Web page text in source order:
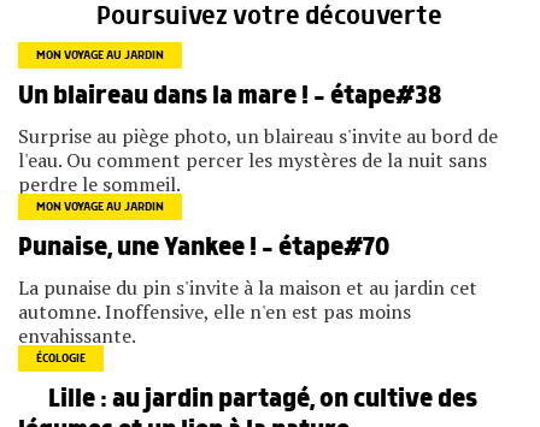
Poursuivez votre découverte
MON VOYAGE AU JARDIN
Un blaireau dans la mare ! – étape#38
Surprise au piège photo, un blaireau s'invite au bord de
l'eau. Ou comment percer les mystères de la nuit sans
perdre le sommeil.
MON VOYAGE AU JARDIN
Punaise, une Yankee ! – étape#70
La punaise du pin s'invite à la maison et au jardin cet
automne. Inoffensive, elle n'en est pas moins
envahissante.
ÉCOLOGIE
Lille : au jardin partagé, on cultive des